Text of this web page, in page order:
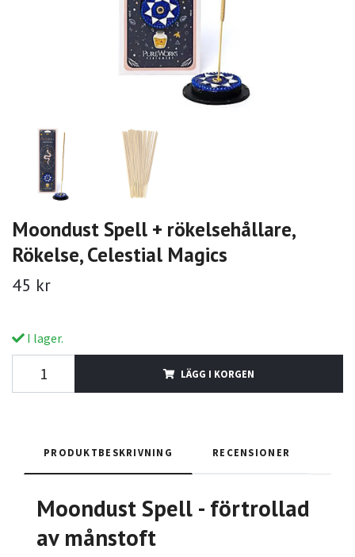
Moondust Spell + rökelsehållare,
Rökelse, Celestial Magics
45 kr
I lager.
LÄGG I KORGEN
PRODUKTBESKRIVNING RECENSIONER
Moondust Spell - förtrollad
av månstoft